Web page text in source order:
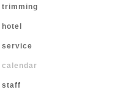
trimming
hotel
service
calendar
staff